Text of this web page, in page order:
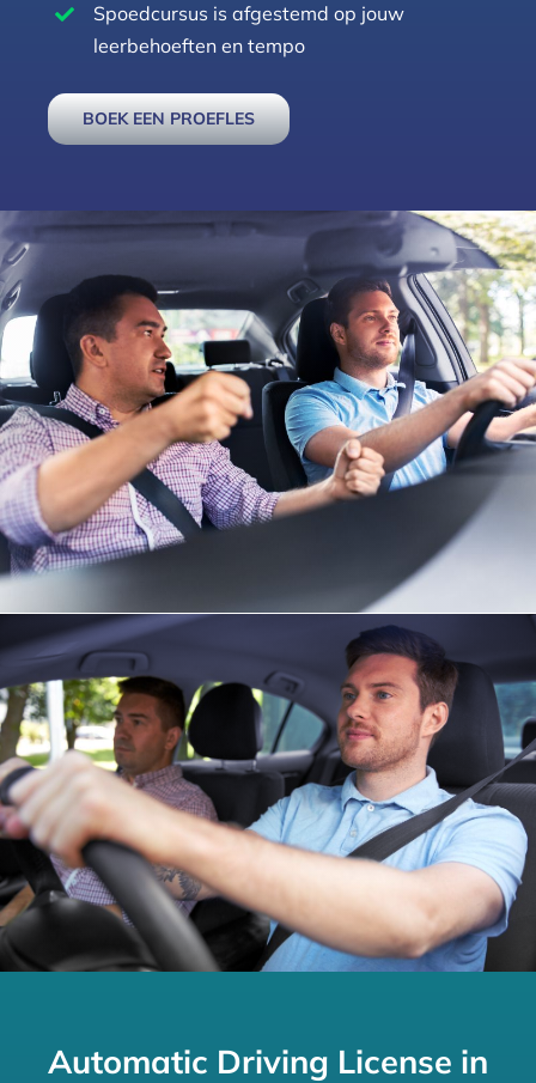
Spoedcursus is afgestemd op jouw
leerbehoeften en tempo
BOEK EEN PROEFLES
Automatic Driving License in